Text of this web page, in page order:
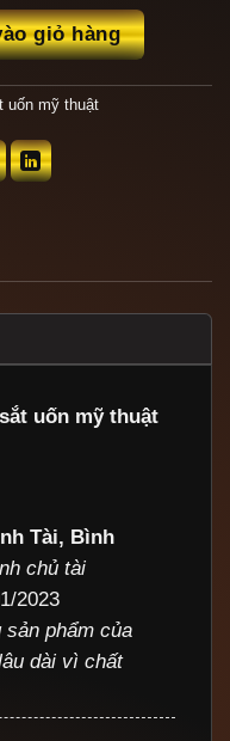
CBS1009 số lượng
giỏ hàng
uốn mỹ thuật
uốn mỹ thuật
Tài, Bình
chủ tài
2023
phẩm của
dài vì chất